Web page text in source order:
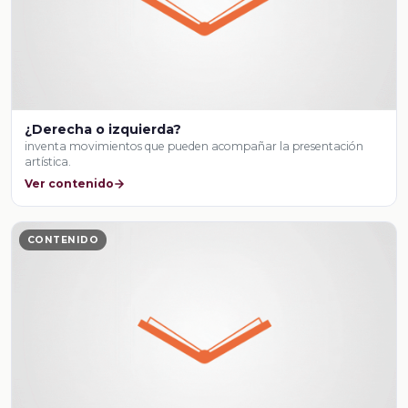
¿Derecha o izquierda?
inventa movimientos que pueden acompañar la presentación
artística.
Ver contenido
CONTENIDO